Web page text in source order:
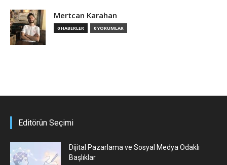
Mertcan Karahan
0 HABERLER 0 YORUMLAR
Editörün Seçimi
Dijital Pazarlama ve Sosyal Medya Odaklı
Başlıklar